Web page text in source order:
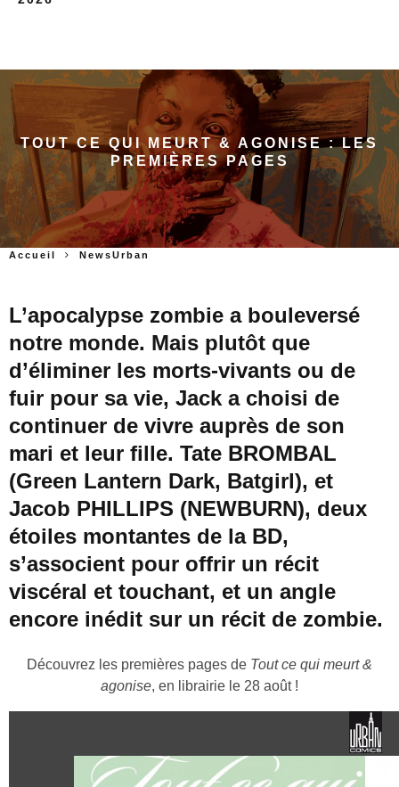
TOUT CE QUI MEURT & AGONISE : LES
PREMIÈRES PAGES
Accueil NewsUrban
L’apocalypse zombie a bouleversé
notre monde. Mais plutôt que
d’éliminer les morts-vivants ou de
fuir pour sa vie, Jack a choisi de
continuer de vivre auprès de son
mari et leur fille. Tate BROMBAL
(Green Lantern Dark, Batgirl), et
Jacob PHILLIPS (NEWBURN), deux
étoiles montantes de la BD,
s’associent pour offrir un récit
viscéral et touchant, et un angle
encore inédit sur un récit de zombie.
Découvrez les premières pages de Tout ce qui meurt &
agonise, en librairie le 28 août !